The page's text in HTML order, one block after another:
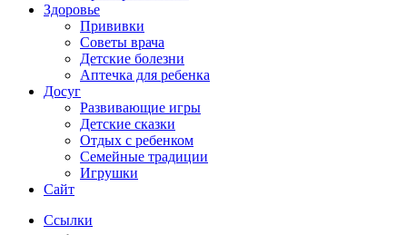
Здоровье
Прививки
Советы врача
Детские болезни
Аптечка для ребенка
Досуг
Развивающие игры
Детские сказки
Отдых с ребенком
Семейные традиции
Игрушки
Сайт
Ссылки